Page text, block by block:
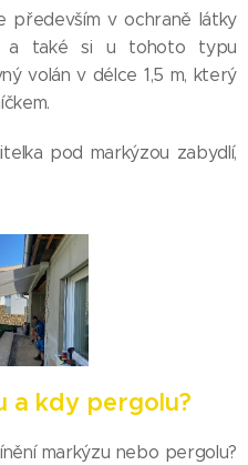
především v ochraně látky
a také si u tohoto typu
volán v délce 1,5 m, který
pod markýzou zabydlí,
a kdy pergolu?
markýzu nebo pergolu?